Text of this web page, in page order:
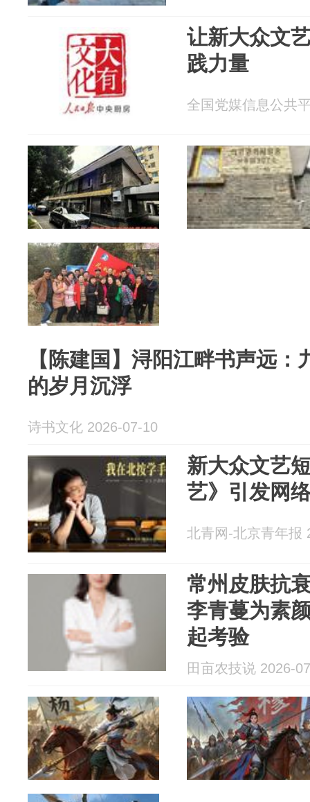
让新大众文
践力量
全国党媒信息公共
【陈建国】浔阳江畔书声远
的岁月沉浮
诗书文化 2026-07-10
新大众文艺
艺》引发网
北青网-北京青年报
常州皮肤抗
李青蔓为素
起考验
田亩农技说 2026-